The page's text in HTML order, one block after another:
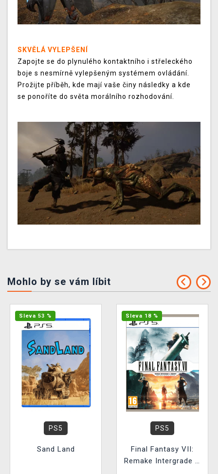
SKVĚLÁ VYLEPŠENÍ
Zapojte se do plynulého kontaktního i střeleckého
boje s nesmírně vylepšeným systémem ovládání.
Prožijte příběh, kde mají vaše činy následky a kde
se ponoříte do světa morálního rozhodování.
Mohlo by se vám líbit
Sleva 53 %
PS5
Sand Land
Sleva 18 %
PS5
Final Fantasy VII:
Remake Intergrade &